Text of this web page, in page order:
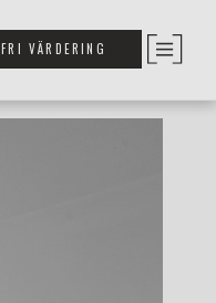
FRI VÄRDERING